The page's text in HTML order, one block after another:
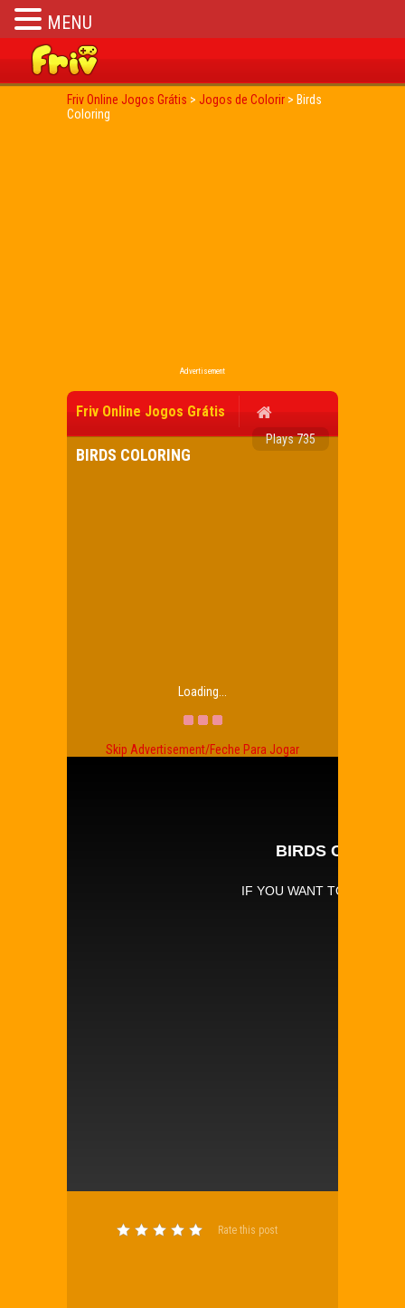
Friv Online Jogos Grátis > Jogos de Colorir > Birds
Coloring
Advertisement
Friv Online Jogos Grátis
Plays 735
BIRDS COLORING
Loading...
Skip Advertisement/Feche Para Jogar
Rate this post
MENU